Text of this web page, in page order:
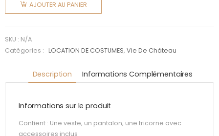
Vicomte
AJOUTER AU PANIER
SKU : N/A
Catégories :
LOCATION DE COSTUMES,Vie De Château
Description Informations Complémentaires
Informations sur le produit
Contient : Une veste, un pantalon, une tricorne avec
accessoires inclus